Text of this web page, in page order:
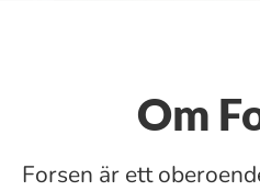
Om
Forsen är ett